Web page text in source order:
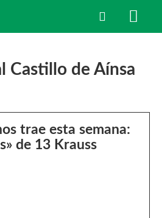
Castillo de Aínsa
trae esta semana:
de 13 Krauss